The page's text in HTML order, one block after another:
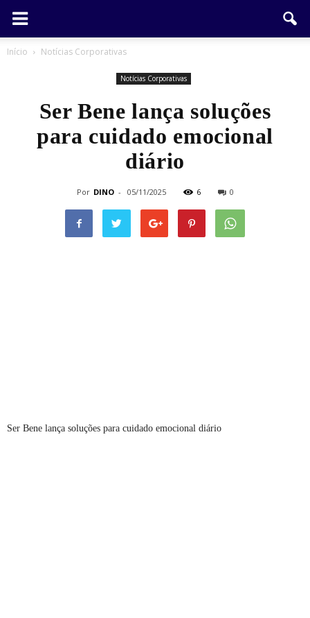
Início Notícias Corporativas
Notícias Corporativas
Ser Bene lança soluções
para cuidado emocional
diário
Por DINO - 05/11/2025 6 0
Ser Bene lança soluções para cuidado emocional diário